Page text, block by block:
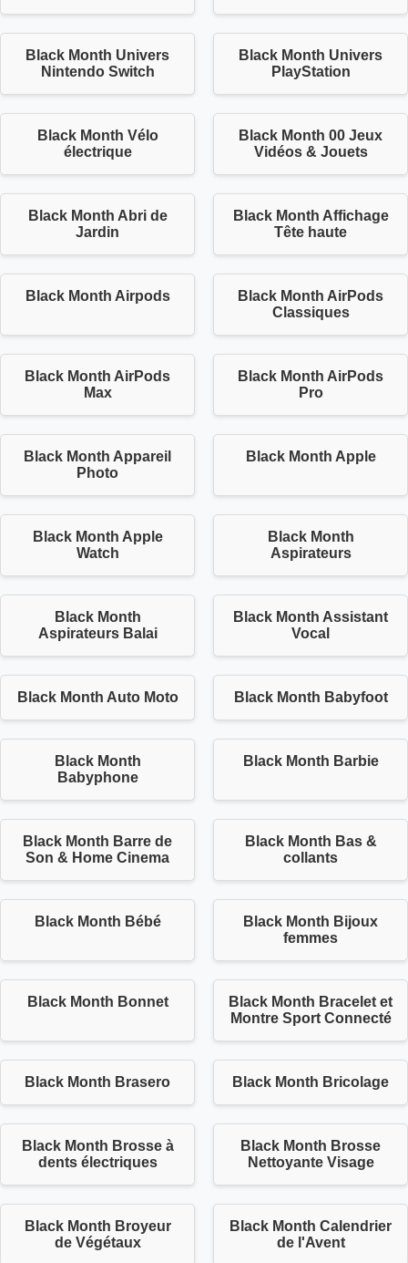
Black Month Univers
Nintendo Switch
Black Month Univers
PlayStation
Black Month Vélo
électrique
Black Month 00 Jeux
Vidéos & Jouets
Black Month Abri de
Jardin
Black Month Affichage
Tête haute
Black Month Airpods
Black Month AirPods
Classiques
Black Month AirPods
Max
Black Month AirPods
Pro
Black Month Appareil
Photo
Black Month Apple
Black Month Apple
Watch
Black Month
Aspirateurs
Black Month
Aspirateurs Balai
Black Month Assistant
Vocal
Black Month Auto Moto Black Month Babyfoot
Black Month
Babyphone
Black Month Barbie
Black Month Barre de
Son & Home Cinema
Black Month Bas &
collants
Black Month Bébé
Black Month Bijoux
femmes
Black Month Bonnet
Black Month Bracelet et
Montre Sport Connecté
Black Month Brasero Black Month Bricolage
Black Month Brosse à
dents électriques
Black Month Brosse
Nettoyante Visage
Black Month Broyeur
de Végétaux
Black Month Calendrier
de l'Avent